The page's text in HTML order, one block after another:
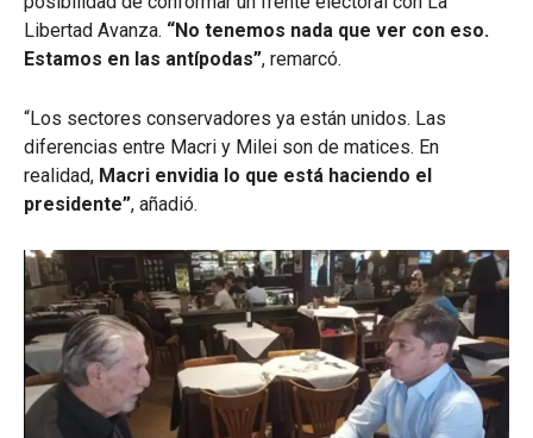
Libertad Avanza. “No tenemos nada que ver con eso.
Estamos en las antípodas”, remarcó.
“Los sectores conservadores ya están unidos. Las
diferencias entre Macri y Milei son de matices. En
realidad, Macri envidia lo que está haciendo el
presidente”, añadió.